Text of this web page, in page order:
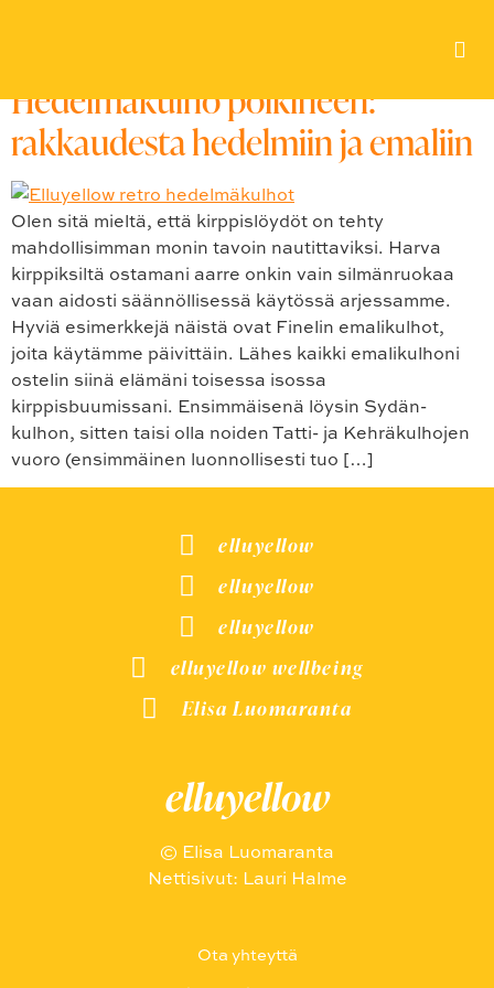
Hedelmäkulho poikineen:
rakkaudesta hedelmiin ja emaliin
Olen sitä mieltä, että kirppislöydöt on tehty
mahdollisimman monin tavoin nautittaviksi. Harva
kirppiksiltä ostamani aarre onkin vain silmänruokaa
vaan aidosti säännöllisessä käytössä arjessamme.
Hyviä esimerkkejä näistä ovat Finelin emalikulhot,
joita käytämme päivittäin. Lähes kaikki emalikulhoni
ostelin siinä elämäni toisessa isossa
kirppisbuumissani. Ensimmäisenä löysin Sydän-
kulhon, sitten taisi olla noiden Tatti- ja Kehräkulhojen
vuoro (ensimmäinen luonnollisesti tuo […]
elluyellow
elluyellow
elluyellow
elluyellow wellbeing
Elisa Luomaranta
elluyellow
© Elisa Luomaranta
Nettisivut: Lauri Halme
Ota yhteyttä